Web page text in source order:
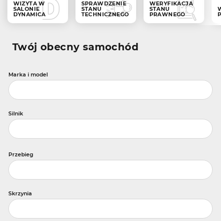
WIZYTA W
SALONIE
DYNAMICA
SPRAWDZENIE
STANU
TECHNICZNEGO
WERYFIKACJA
STANU
PRAWNEGO
Twój obecny samochód
Marka i model
Silnik
Przebieg
Skrzynia